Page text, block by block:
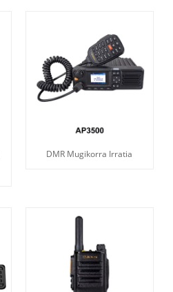
DMR Mugikorra Irratia